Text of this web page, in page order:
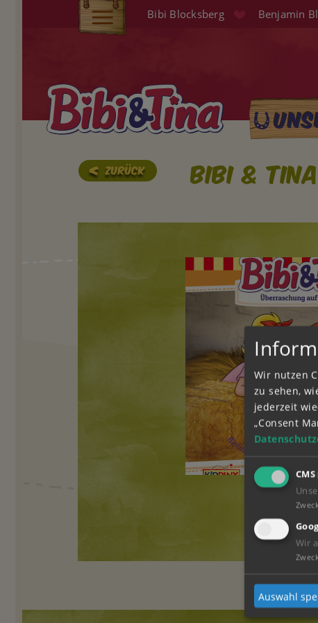
Elterninfo
Hörspiele
Audio (EN)
Bibi Blocksberg Benjamin
Main
Bibi &
Wir nutzen
zu sehen,
jederzeit
„Consent
CMS
Zweck
Wir
Zweck
Auswahl